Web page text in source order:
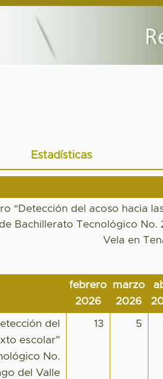
Estadísticas
"Detección del acoso hacia
Bachillerato Tecnológico No.
Vela en
febrero
2026
marzo
2026
del
escolar"
No.
del Valle
13 5